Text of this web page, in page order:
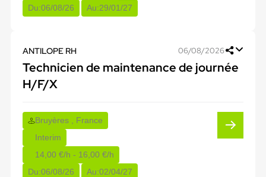
Du:06/08/26 Au:29/01/27
ANTILOPE RH 06/08/2026
Technicien de maintenance de journée
H/F/X
Bruyères , France
Interim
14,00 €/h - 16,00 €/h
Du:06/08/26 Au:02/04/27